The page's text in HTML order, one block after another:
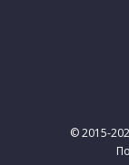
© 2015-